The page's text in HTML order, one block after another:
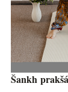
Šankh